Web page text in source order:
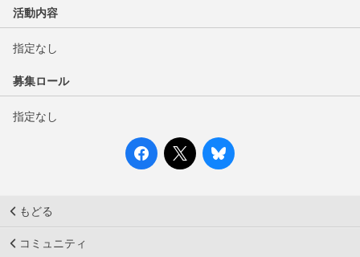
活動内容
指定なし
募集ロール
指定なし
もどる
コミュニティ